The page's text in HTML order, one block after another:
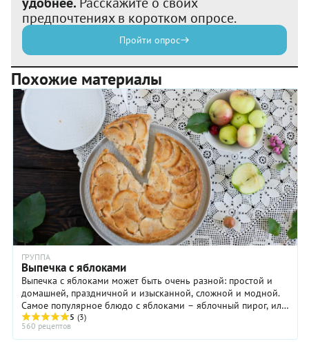
предпочтениях в коротком опросе.
Пройти опрос
Похожие материалы
ГРУППА
Выпечка с яблоками
Выпечка с яблоками может быть очень разной: простой и
домашней, праздничной и изысканной, сложной и модной.
Самое популярное блюдо с яблоками – яблочный пирог, или,
как его называют в ...
5 (3)
560 рецептов